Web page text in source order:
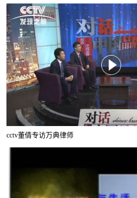
cctv董倩专访万典律师